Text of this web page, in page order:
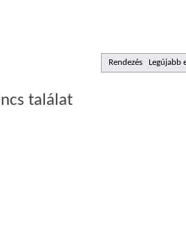
Rendezés
találat